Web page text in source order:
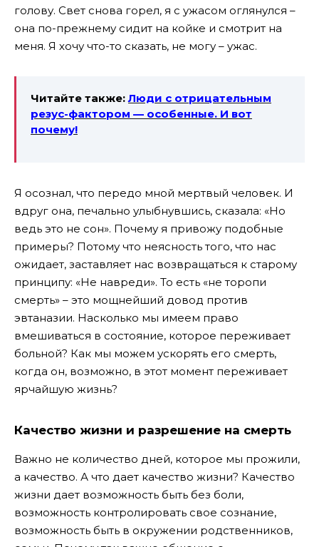
голову. Свет снова горел, я с ужасом оглянулся –
она по-прежнему сидит на койке и смотрит на
меня. Я хочу что-то сказать, не могу – ужас.
Читайте также:Люди с отрицательным
резус-фактором — особенные. И вот
почему!
Я осознал, что передо мной мертвый человек. И
вдруг она, печально улыбнувшись, сказала: «Но
ведь это не сон». Почему я привожу подобные
примеры? Потому что неясность того, что нас
ожидает, заставляет нас возвращаться к старому
принципу: «Не навреди». То есть «не торопи
смерть» – это мощнейший довод против
эвтаназии. Насколько мы имеем право
вмешиваться в состояние, которое переживает
больной? Как мы можем ускорять его смерть,
когда он, возможно, в этот момент переживает
ярчайшую жизнь?
Качество жизни и разрешение на смерть
Важно не количество дней, которое мы прожили,
а качество. А что дает качество жизни? Качество
жизни дает возможность быть без боли,
возможность контролировать свое сознание,
возможность быть в окружении родственников,